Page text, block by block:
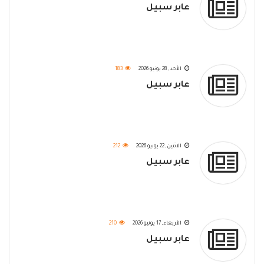
عابر سبيل
الأحد, 28 يونيو 2026 183
عابر سبيل
الاثنين, 22 يونيو 2026 212
عابر سبيل
الأربعاء, 17 يونيو 2026 210
عابر سبيل